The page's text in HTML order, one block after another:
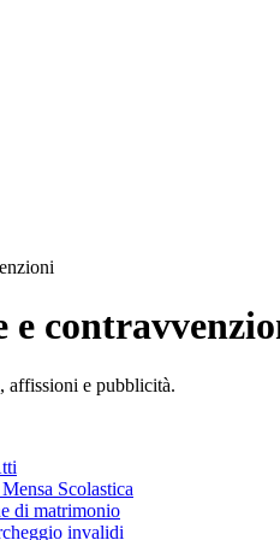
affissioni e pubblicità.
Scolastica
di matrimonio
invalidi